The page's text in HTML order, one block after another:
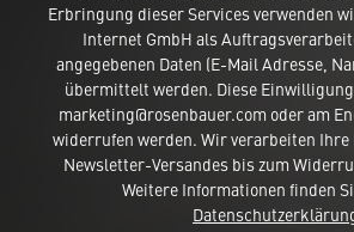
Erbringung dieser Services verwenden
Internet GmbH als
angegebenen Daten (E-Mail Adresse,
übermittelt werden. Diese
marketing@rosenbauer.com oder am
widerrufen werden. Wir verarbeiten Ihre
Newsletter-Versandes bis zum
Weitere Informationen finden
Diese Webseite
um Inhalte und
personalisieren und zu
Bestimmen Sie,
benutzt werden